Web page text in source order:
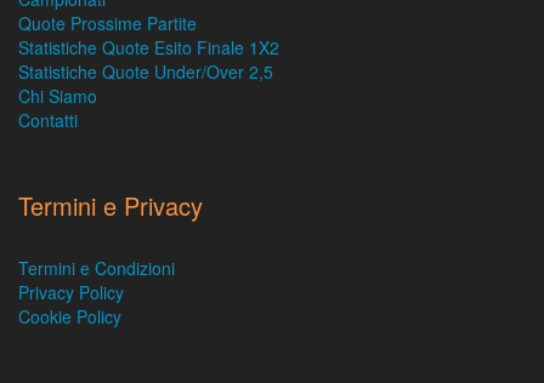
Quote Prossime Partite
Statistiche Quote Esito Finale 1X2
Statistiche Quote Under/Over 2,5
Chi Siamo
Contatti
Termini e Privacy
Termini e Condizioni
Privacy Policy
Cookie Policy